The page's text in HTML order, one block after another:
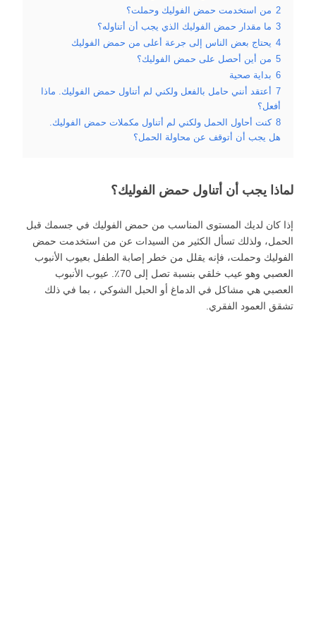
2 من استخدمت حمض الفوليك وحملت؟
3 ما مقدار حمض الفوليك الذي يجب أن أتناوله؟
4 يحتاج بعض الناس إلى جرعة أعلى من حمض الفوليك
5 من أين أحصل على حمض الفوليك؟
6 بداية صحية
7 أعتقد أنني حامل بالفعل ولكني لم أتناول حمض الفوليك. ماذا
أفعل؟
8 كنت أحاول الحمل ولكني لم أتناول مكملات حمض الفوليك.
هل يجب أن أتوقف عن محاولة الحمل؟
لماذا يجب أن أتناول حمض الفوليك؟
إذا كان لديك المستوى المناسب من حمض الفوليك في جسمك قبل
الحمل، ولذلك تسأل الكثير من السيدات عن من استخدمت حمض
الفوليك وحملت، فإنه يقلل من خطر إصابة الطفل بعيوب الأنبوب
العصبي وهو عيب خلقي بنسبة تصل إلى 70٪. عيوب الأنبوب
العصبي هي مشاكل في الدماغ أو الحبل الشوكي ، بما في ذلك
تشقق العمود الفقري.